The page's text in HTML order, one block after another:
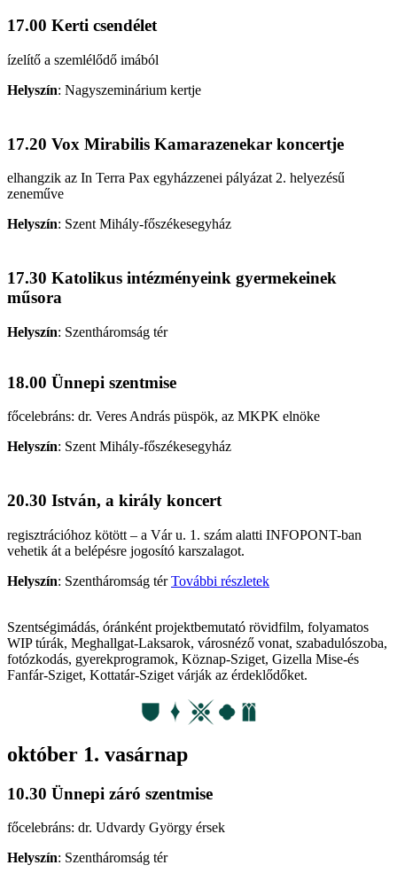
17.00 Kerti csendélet
ízelítő a szemlélődő imából
Helyszín: Nagyszeminárium kertje
17.20 Vox Mirabilis Kamarazenekar koncertje
elhangzik az In Terra Pax egyházzenei pályázat 2. helyezésű
zeneműve
Helyszín: Szent Mihály-főszékesegyház
17.30 Katolikus intézményeink gyermekeinek
műsora
Helyszín: Szentháromság tér
18.00 Ünnepi szentmise
főcelebráns: dr. Veres András püspök, az MKPK elnöke
Helyszín: Szent Mihály-főszékesegyház
20.30 István, a király koncert
regisztrációhoz kötött – a Vár u. 1. szám alatti INFOPONT-ban
vehetik át a belépésre jogosító karszalagot.
Helyszín: Szentháromság térTovábbi részletek
Szentségimádás, óránként projektbemutató rövidfilm, folyamatos
WIP túrák, Meghallgat-Laksarok, városnéző vonat, szabadulószoba,
fotózkodás, gyerekprogramok, Köznap-Sziget, Gizella Mise-és
Fanfár-Sziget, Kottatár-Sziget várják az érdeklődőket.
október 1. vasárnap
10.30 Ünnepi záró szentmise
főcelebráns: dr. Udvardy György érsek
Helyszín: Szentháromság tér